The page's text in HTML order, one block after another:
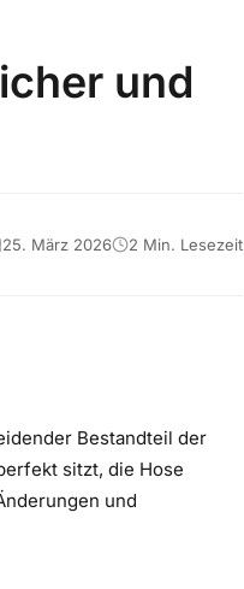
und
25. März 2026 2 Min. Lesezeit
Bestandteil der
sitzt, die Hose
und